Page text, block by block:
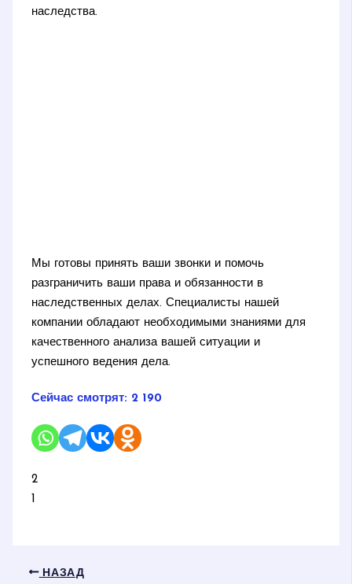
наследства.
Мы готовы принять ваши звонки и помочь
разграничить ваши права и обязанности в
наследственных делах. Специалисты нашей
компании обладают необходимыми знаниями для
качественного анализа вашей ситуации и
успешного ведения дела.
Сейчас смотрят: 2 190
2
1
НАЗАД